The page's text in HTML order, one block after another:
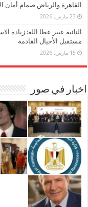
القاهرة والرياض صمام أمان
23 مارس، 2026
النائبة عبير عطا الله: زيادة
مستقبل الأجيال القادمة
15 مارس، 2026
اخبار في صور